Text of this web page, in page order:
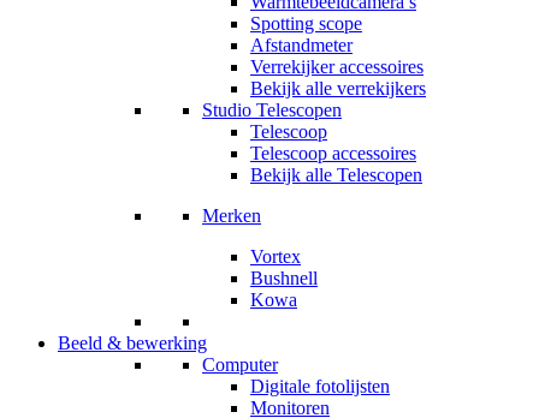
Spotting scope
Afstandmeter
Verrekijker accessoires
Bekijk alle verrekijkers
Studio Telescopen
Telescoop
Telescoop accessoires
Bekijk alle Telescopen
Merken
Vortex
Bushnell
Kowa
Beeld & bewerking
Computer
Digitale fotolijsten
Monitoren